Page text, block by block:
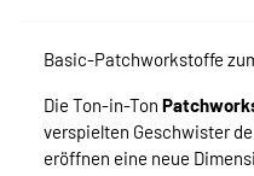
Basic-Patchworkstoffe
Die Ton-in-Ton
verspielten Geschwister
eröffnen eine neue